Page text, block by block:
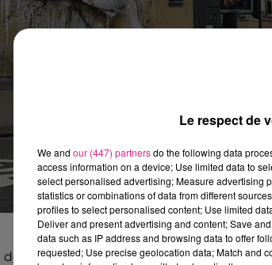
Nancy. La façade de l’école
Le respect de
We and our (447) partnersdo the following data
access information on a device; Use limited data to
select personalised advertising; Measure advertising
statistics or combinations of data from different
profiles to select personalised content; Use limited
Deliver and present advertising and content; Save
data such as IP address and browsing data to offer
requested; Use precise geolocation data; Match and